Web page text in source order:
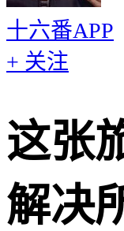
十六番APP
+ 关注
这张
解决